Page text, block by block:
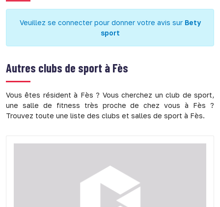
Veuillez se connecter pour donner votre avis sur Bety
sport
Autres clubs de sport à Fès
Vous êtes résident à Fès ? Vous cherchez un club de sport,
une salle de fitness très proche de chez vous à Fès ?
Trouvez toute une liste des clubs et salles de sport à Fès.